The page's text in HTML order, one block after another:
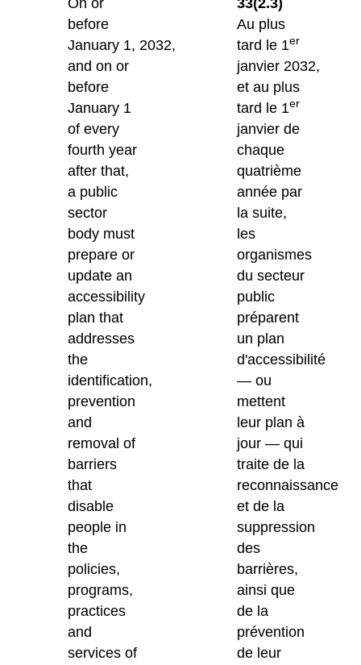
On or
before
January 1, 2032,
and on or
before
January 1
of every
fourth year
after that,
a public
sector
body must
prepare or
update an
accessibility
plan that
addresses
the
identification,
prevention
and
removal of
barriers
that
disable
people in
the
policies,
programs,
practices
and
services of
33(2.3)
Au plus
tard le 1er
janvier 2032,
et au plus
tard le 1er
janvier de
chaque
quatrième
année par
la suite,
les
organismes
du secteur
public
préparent
un plan
d'accessibilité
— ou
mettent
leur plan à
jour — qui
traite de la
reconnaissance
et de la
suppression
des
barrières,
ainsi que
de la
prévention
de leur